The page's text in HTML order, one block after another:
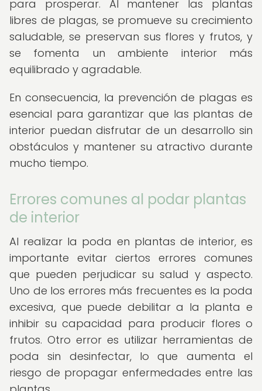
para prosperar. Al mantener las plantas
libres de plagas, se promueve su crecimiento
saludable, se preservan sus flores y frutos, y
se fomenta un ambiente interior más
equilibrado y agradable.
En consecuencia, la prevención de plagas es
esencial para garantizar que las plantas de
interior puedan disfrutar de un desarrollo sin
obstáculos y mantener su atractivo durante
mucho tiempo.
Errores comunes al podar plantas
de interior
Al realizar la poda en plantas de interior, es
importante evitar ciertos errores comunes
que pueden perjudicar su salud y aspecto.
Uno de los errores más frecuentes es la poda
excesiva, que puede debilitar a la planta e
inhibir su capacidad para producir flores o
frutos. Otro error es utilizar herramientas de
poda sin desinfectar, lo que aumenta el
riesgo de propagar enfermedades entre las